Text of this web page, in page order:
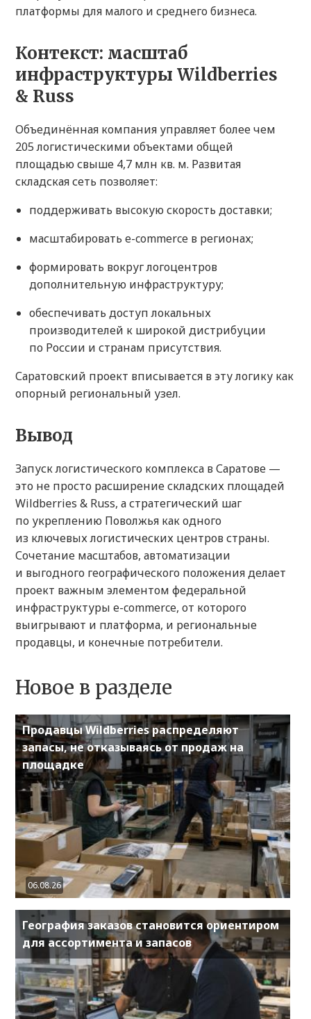
платформы для малого и среднего бизнеса.
Контекст: масштаб
инфраструктуры Wildberries
& Russ
Объединённая компания управляет более чем
205 логистическими объектами общей
площадью свыше 4,7 млн кв. м. Развитая
складская сеть позволяет:
поддерживать высокую скорость доставки;
масштабировать e-commerce в регионах;
формировать вокруг логоцентров
дополнительную инфраструктуру;
обеспечивать доступ локальных
производителей к широкой дистрибуции
по России и странам присутствия.
Саратовский проект вписывается в эту логику как
опорный региональный узел.
Вывод
Запуск логистического комплекса в Саратове —
это не просто расширение складских площадей
Wildberries & Russ, а стратегический шаг
по укреплению Поволжья как одного
из ключевых логистических центров страны.
Сочетание масштабов, автоматизации
и выгодного географического положения делает
проект важным элементом федеральной
инфраструктуры e-commerce, от которого
выигрывают и платформа, и региональные
продавцы, и конечные потребители.
Новое в разделе
Продавцы Wildberries распределяют
запасы, не отказываясь от продаж на
площадке
06.08.26
География заказов становится ориентиром
для ассортимента и запасов